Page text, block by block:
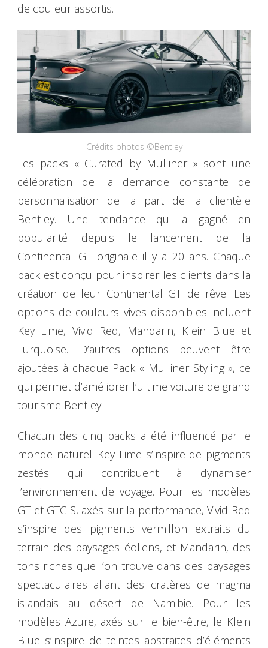
de couleur assortis.
Crédits photos ©Bentley
Les packs « Curated by Mulliner » sont une
célébration de la demande constante de
personnalisation de la part de la clientèle
Bentley. Une tendance qui a gagné en
popularité depuis le lancement de la
Continental GT originale il y a 20 ans. Chaque
pack est conçu pour inspirer les clients dans la
création de leur Continental GT de rêve. Les
options de couleurs vives disponibles incluent
Key Lime, Vivid Red, Mandarin, Klein Blue et
Turquoise. D’autres options peuvent être
ajoutées à chaque Pack « Mulliner Styling », ce
qui permet d’améliorer l’ultime voiture de grand
tourisme Bentley.
Chacun des cinq packs a été influencé par le
monde naturel. Key Lime s’inspire de pigments
zestés qui contribuent à dynamiser
l’environnement de voyage. Pour les modèles
GT et GTC S, axés sur la performance, Vivid Red
s’inspire des pigments vermillon extraits du
terrain des paysages éoliens, et Mandarin, des
tons riches que l’on trouve dans des paysages
spectaculaires allant des cratères de magma
islandais au désert de Namibie. Pour les
modèles Azure, axés sur le bien-être, le Klein
Blue s’inspire de teintes abstraites d’éléments